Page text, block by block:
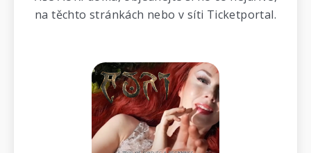
na těchto stránkách nebo v síti Ticketportal.